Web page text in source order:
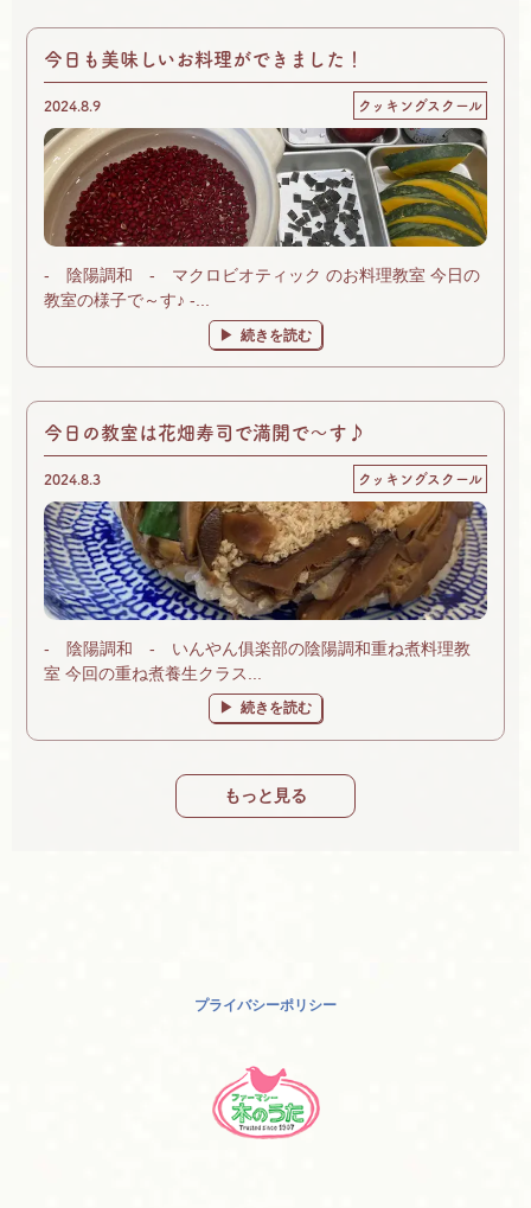
今日も美味しいお料理ができました！
2024.8.9 クッキングスクール
- 陰陽調和 - マクロビオティック のお料理教室 今日の
教室の様子で～す♪ -...
続きを読む
今日の教室は花畑寿司で満開で～す♪
2024.8.3 クッキングスクール
- 陰陽調和 - いんやん俱楽部の陰陽調和重ね煮料理教
室 今回の重ね煮養生クラス...
続きを読む
もっと見る
プライバシーポリシー